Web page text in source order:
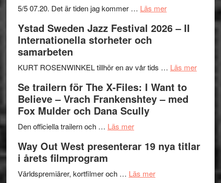
5/5 07.20. Det är tiden jag kommer … Läs merom
Håkan
Huskvarna
Park
–
kväll
Ystad Sweden Jazz Festival 2026 – II
Internationella storheter och
samarbeten
KURT ROSENWINKEL tillhör en av vår tids … Läs merom
II
Se trailern för The X-Files: I Want to
Believe – Vrach Frankenshtey – med
Fox Mulder och Dana Scully
Den officiella trailern och … Läs merom
trailern
The
Way Out West presenterar 19 nya titlar
i årets filmprogram
Världspremiärer, kortfilmer och … Läs merom